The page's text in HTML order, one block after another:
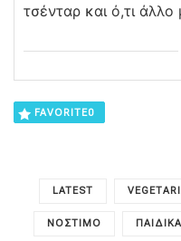
τσένταρ και ό,τι
FAVORITE0
LATEST
ΝΌΣΤΙΜΟ ΠΑΙΔΙΚΑ